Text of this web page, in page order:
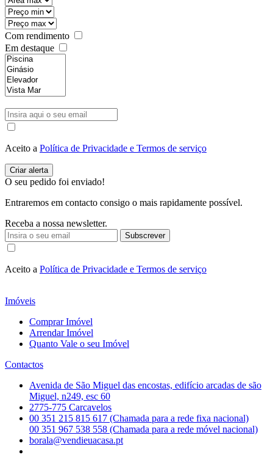
Com rendimento
Em destaque
Aceito a Política de Privacidade e Termos de serviço
O seu pedido foi enviado!
Entraremos em contacto consigo o mais rapidamente possível.
Receba a nossa newsletter.
Subscrever
Aceito a Política de Privacidade e Termos de serviço
Imóveis
Comprar Imóvel
Arrendar Imóvel
Quanto Vale o seu Imóvel
Contactos
Avenida de São Miguel das encostas, edifício arcadas de são
Miguel, n249, esc 60
2775-775 Carcavelos
00 351 215 815 617 (Chamada para a rede fixa nacional)
00 351 967 538 558 (Chamada para a rede móvel nacional)
borala@vendieuacasa.pt